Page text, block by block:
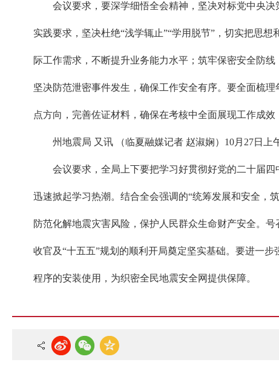
会议要求，要深学细悟全会精神，坚决对标党中央
实践要求，坚决杜绝“浅学辄止”“学用脱节”，切实把思
际工作需求，不断提升业务能力水平；筑牢保密安全防
坚决防范泄密事件发生，确保工作安全有序。要全面梳
点方向，完善佐证材料，确保在考核中全面展现工作成效
州地震局 又讯 （临夏融媒记者 赵淑娴）10月27日
会议要求，全局上下要把学习好贯彻好党的二十届
迅速掀起学习热潮。结合全会强调的“统筹发展和安全，
防范化解地震灾害风险，保护人民群众生命财产安全。
收官及“十五五”规划的顺利开局奠定坚实基础。要进一
程序的安装使用，为织密全民地震安全网提供保障。